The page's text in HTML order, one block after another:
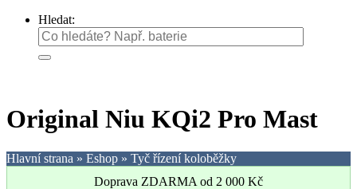
Hledat:
Original Niu KQi2 Pro Mast
Hlavní strana » Eshop » Tyč řízení koloběžky
Doprava ZDARMA od 2 000 Kč